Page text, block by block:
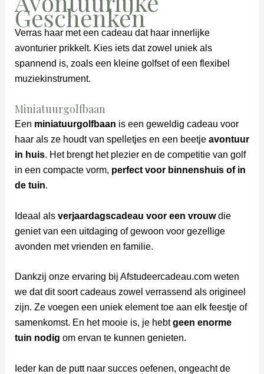
Geschenken
Verras haar met een cadeau dat haar innerlijke
avonturier prikkelt. Kies iets dat zowel uniek als
spannend is, zoals een kleine golfset of een flexibel
muziekinstrument.
Miniatuurgolfbaan
Een miniatuurgolfbaan is een geweldig cadeau voor
haar als ze houdt van spelletjes en een beetje avontuur
in huis. Het brengt het plezier en de competitie van golf
in een compacte vorm, perfect voor binnenshuis of in
de tuin.
Ideaal als verjaardagscadeau voor een vrouwdie
geniet van een uitdaging of gewoon voor gezellige
avonden met vrienden en familie.
Dankzij onze ervaring bij Afstudeercadeau.com weten
we dat dit soort cadeaus zowel verrassend als origineel
zijn. Ze voegen een uniek element toe aan elk feestje of
samenkomst. En het mooie is, je hebtgeen enorme
tuin nodig om ervan te kunnen genieten.
Ieder kan de putt naar succes oefenen, ongeacht de